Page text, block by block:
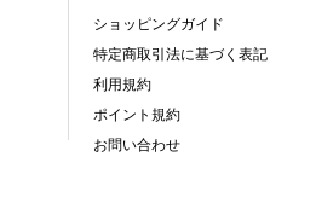
ショッピングガイド
特定商取引法に基づく表記
利用規約
ポイント規約
お問い合わせ